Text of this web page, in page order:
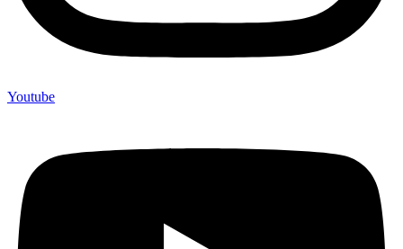
Youtube